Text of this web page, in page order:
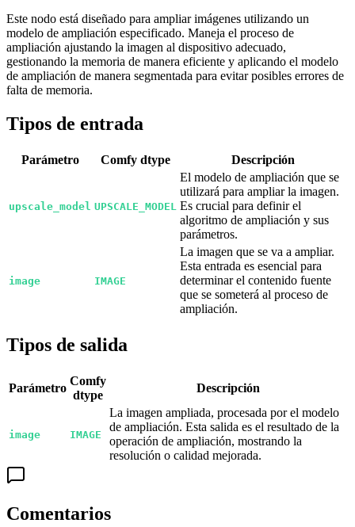
Este nodo está diseñado para ampliar imágenes utilizando un
modelo de ampliación especificado. Maneja el proceso de
ampliación ajustando la imagen al dispositivo adecuado,
gestionando la memoria de manera eficiente y aplicando el modelo
de ampliación de manera segmentada para evitar posibles errores de
falta de memoria.
Tipos de entrada
Parámetro Comfy dtype Descripción
upscale_model UPSCALE_MODEL
El modelo de ampliación que se
utilizará para ampliar la imagen.
Es crucial para definir el
algoritmo de ampliación y sus
parámetros.
image IMAGE
La imagen que se va a ampliar.
Esta entrada es esencial para
determinar el contenido fuente
que se someterá al proceso de
ampliación.
Tipos de salida
Parámetro
Comfy
dtype
Descripción
image IMAGE
La imagen ampliada, procesada por el modelo
de ampliación. Esta salida es el resultado de la
operación de ampliación, mostrando la
resolución o calidad mejorada.
Comentarios